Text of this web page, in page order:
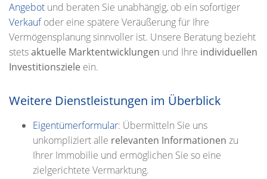
Angebot und beraten Sie unabhängig, ob ein sofortiger
Verkaufoder eine spätere Veräußerung für Ihre
Vermögensplanung sinnvoller ist. Unsere Beratung bezieht
stetsaktuelle Marktentwicklungen und Ihre individuellen
Investitionsziele ein.
Weitere Dienstleistungen im Überblick
Eigentümerformular: Übermitteln Sie uns
unkompliziert alle relevanten Informationen zu
Ihrer Immobilie und ermöglichen Sie so eine
zielgerichtete Vermarktung.